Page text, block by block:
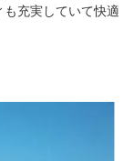
充実していて快適